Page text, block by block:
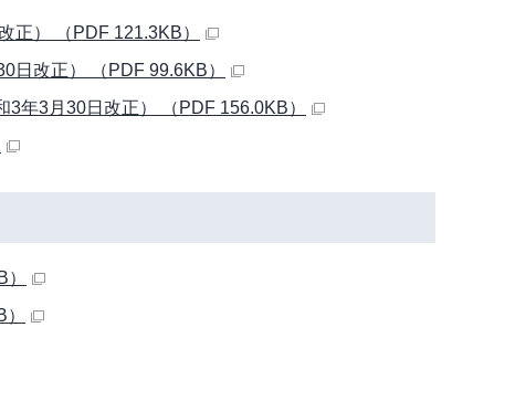
） （PDF 121.3KB）
改正） （PDF 99.6KB）
年3月30日改正） （PDF 156.0KB）